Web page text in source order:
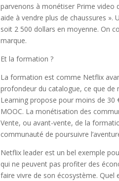
parvenons à monétiser Prime video
aide à vendre plus de chaussures
soit 2 500 dollars en moyenne. On
marque.
Et la formation ?
La formation est comme Netflix
profondeur du catalogue, ce que
Learning propose pour moins de 30
MOOC. La monétisation des
Vente, ou avant-vente, de la
communauté de poursuivre
Netflix leader est un bel exemple
qui ne peuvent pas profiter des
faire vivre de son écosystème. Quel